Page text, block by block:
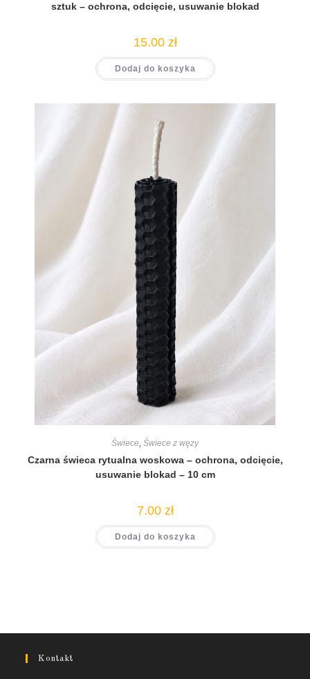
sztuk – ochrona, odcięcie, usuwanie blokad
15.00 zł
Dodaj do koszyka
Świece Świece z węzy
Czarna świeca rytualna woskowa – ochrona, odcięcie,
usuwanie blokad – 10 cm
7.00 zł
Dodaj do koszyka
Kontakt